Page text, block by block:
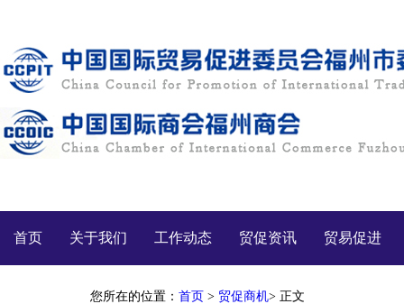
首页 关于我们 工作动态 贸促资讯 贸易促进
您所在的位置： 首页 > 贸促商机> 正文